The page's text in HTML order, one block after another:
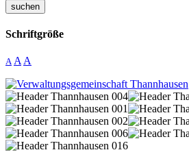
suchen
Schriftgröße
A A A